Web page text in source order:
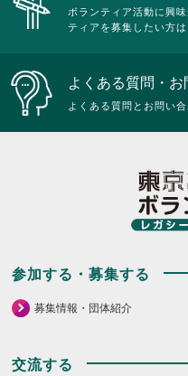
ボランティア活動に興
ティアを募集したい方
よくある質問・
よくある質問とお問い
参加する・募集する
募集情報・団体紹介
交流する